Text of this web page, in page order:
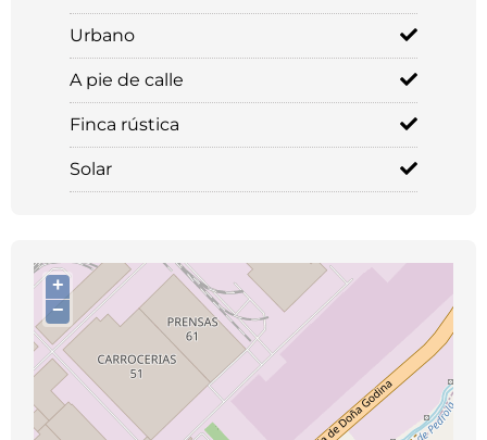
Urbano
A pie de calle
Finca rústica
Solar
+
−